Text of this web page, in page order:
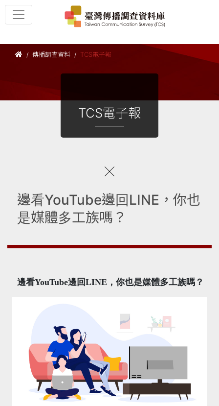
傳播調查資料 TCS電子報
TCS電子報
邊看YouTube邊回LINE，你也
是媒體多工族嗎？
邊看YouTube邊回LINE，你也是媒體多工族嗎？